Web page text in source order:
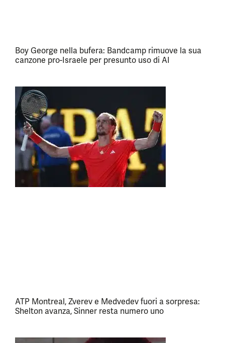
Boy George nella bufera: Bandcamp rimuove la sua
canzone pro-Israele per presunto uso di AI
ATP Montreal, Zverev e Medvedev fuori a sorpresa:
Shelton avanza, Sinner resta numero uno